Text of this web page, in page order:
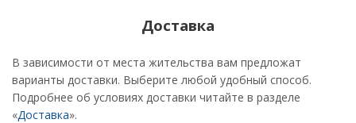
Доставка
В зависимости от места жительства вам предложат
варианты доставки. Выберите любой удобный способ.
Подробнее об условиях доставки читайте в разделе
«Доставка».